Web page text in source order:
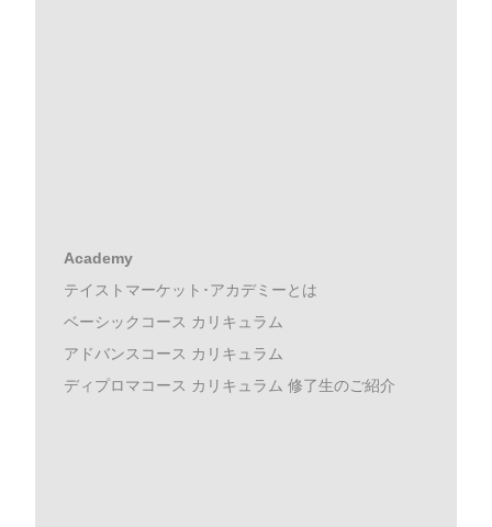
Academy
テイストマーケット･アカデミーとは
ベーシックコース カリキュラム
アドバンスコース カリキュラム
ディプロマコース カリキュラム 修了生のご紹介